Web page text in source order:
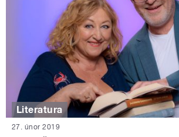
Literatura
27. únor 2019